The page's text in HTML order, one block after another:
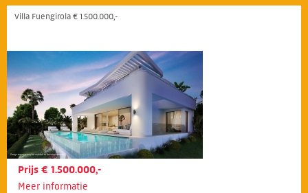
Villa Fuengirola € 1.500.000,-
Prijs € 1.500.000,-
Meer informatie